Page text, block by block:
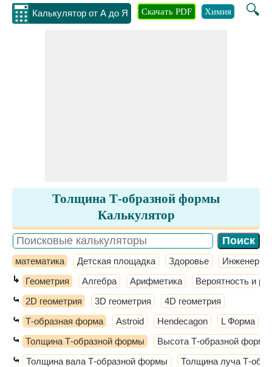
Калькулятор от А до Я 🔍
Скачать PDF Химия
Толщина Т-образной формы
Калькулятор
математика Детская площадка Здоровье
↳ Геометрия Алгебра Арифметика Вероятность и
⤿ 2D геометрия 3D геометрия 4D геометрия
⤿ Т-образная форма Astroid Hendecagon L Форма
⤿ Толщина Т-образной формы Высота Т-образной формы
⤿ Толщина вала Т-образной формы Толщина луча Т-